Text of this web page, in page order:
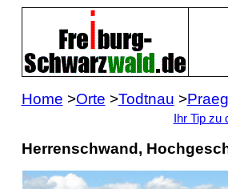
Home >Orte >Todtnau >Praeg
Ihr Tip zu
Herrenschwand,